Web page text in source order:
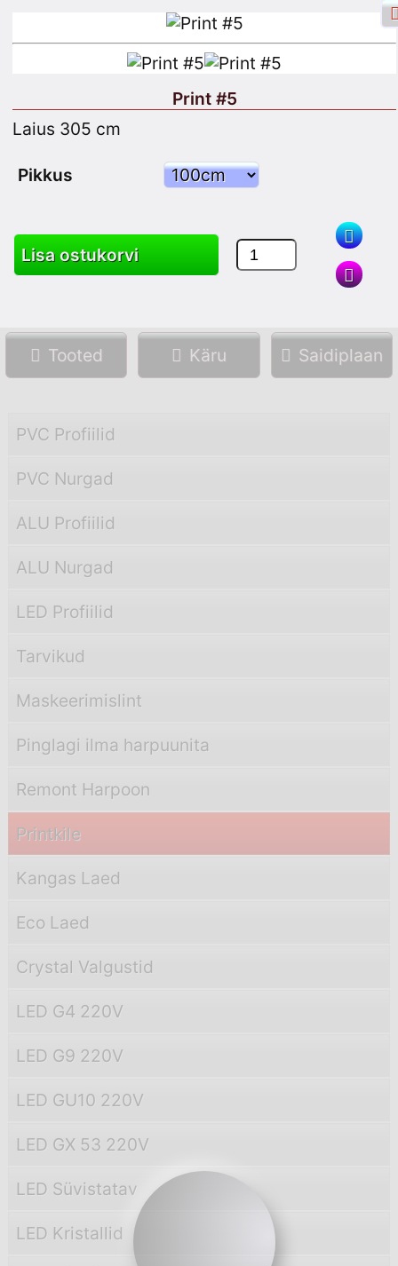
Facebooki sisselogimine
Registreeru
Otsing
Tooted Käru Saidiplaan
PVC Profiilid
PVC Nurgad
ALU Profiilid
ALU Nurgad
LED Profiilid
Tarvikud
Maskeerimislint
Pinglagi ilma harpuunita
Remont Harpoon
Printkile
Kangas Laed
Eco Laed
Crystal Valgustid
LED G4 220V
LED G9 220V
LED GU10 220V
LED GX 53 220V
LED Süvistatav
LED Kristallid
Print #5
Laius 305 cm
Pikkus
Lisa ostukorvi